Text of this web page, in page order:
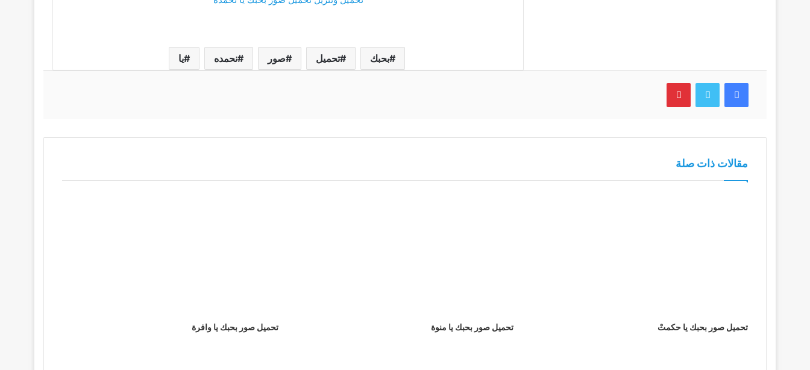
بحبك تحميل صور نحمده يا
فيسبوك تويتر بينتيريست
مقالات ذات صلة
تحميل صور بحبك يا حكمتْ تحميل صور بحبك يا منوة تحميل صور بحبك يا وافرة